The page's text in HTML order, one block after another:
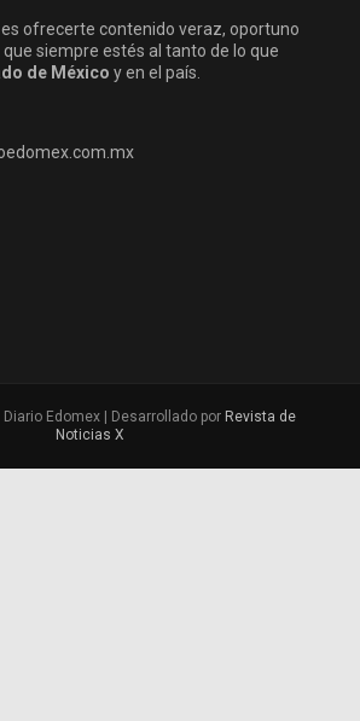
ofrecerte contenido veraz, oportuno
siempre estés al tanto de lo que
de México y en el país.
Edomex | Desarrollado por Revista de
Noticias X